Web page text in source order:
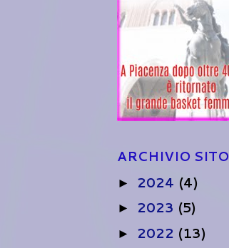
ARCHIVIO SITO
► 2024 (4)
► 2023 (5)
► 2022 (13)